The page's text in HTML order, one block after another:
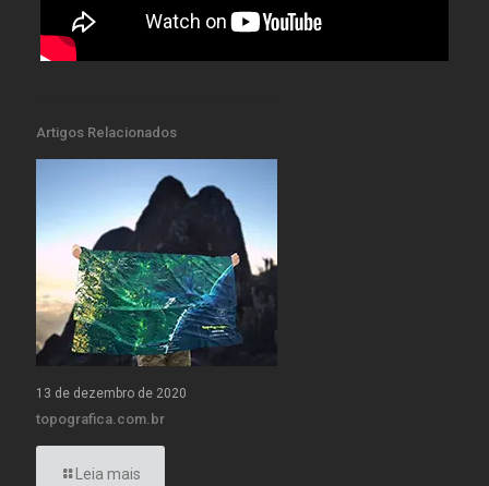
Artigos Relacionados
13 de dezembro de 2020
topografica.com.br
Leia mais